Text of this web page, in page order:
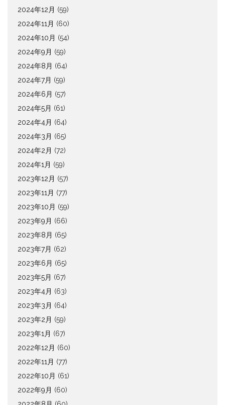
2024年12月 (59)
2024年11月 (60)
2024年10月 (54)
2024年9月 (59)
2024年8月 (64)
2024年7月 (59)
2024年6月 (57)
2024年5月 (61)
2024年4月 (64)
2024年3月 (65)
2024年2月 (72)
2024年1月 (59)
2023年12月 (57)
2023年11月 (77)
2023年10月 (59)
2023年9月 (66)
2023年8月 (65)
2023年7月 (62)
2023年6月 (65)
2023年5月 (67)
2023年4月 (63)
2023年3月 (64)
2023年2月 (59)
2023年1月 (67)
2022年12月 (60)
2022年11月 (77)
2022年10月 (61)
2022年9月 (60)